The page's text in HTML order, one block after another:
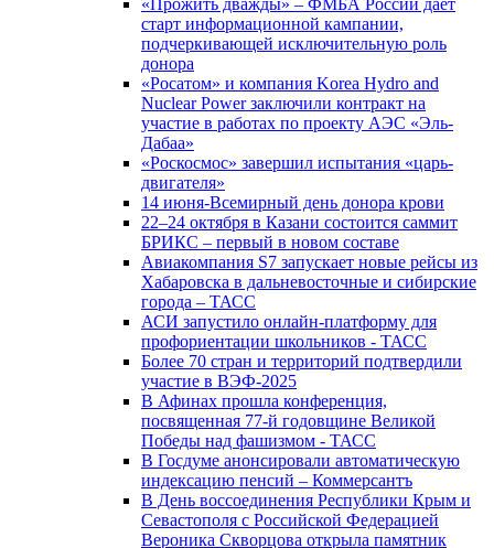
«Прожить дважды» – ФМБА России дает
старт информационной кампании,
подчеркивающей исключительную роль
донора
«Росатом» и компания Korea Hydro and
Nuclear Power заключили контракт на
участие в работах по проекту АЭС «Эль-
Дабаа»
«Роскосмос» завершил испытания «царь-
двигателя»
14 июня-Всемирный день донора крови
22–24 октября в Казани состоится саммит
БРИКС – первый в новом составе
Авиакомпания S7 запускает новые рейсы из
Хабаровска в дальневосточные и сибирские
города – ТАСС
АСИ запустило онлайн-платформу для
профориентации школьников - ТАСС
Более 70 стран и территорий подтвердили
участие в ВЭФ-2025
В Афинах прошла конференция,
посвященная 77-й годовщине Великой
Победы над фашизмом - ТАСС
В Госдуме анонсировали автоматическую
индексацию пенсий – Коммерсантъ
В День воссоединения Республики Крым и
Севастополя с Российской Федерацией
Вероника Скворцова открыла памятник